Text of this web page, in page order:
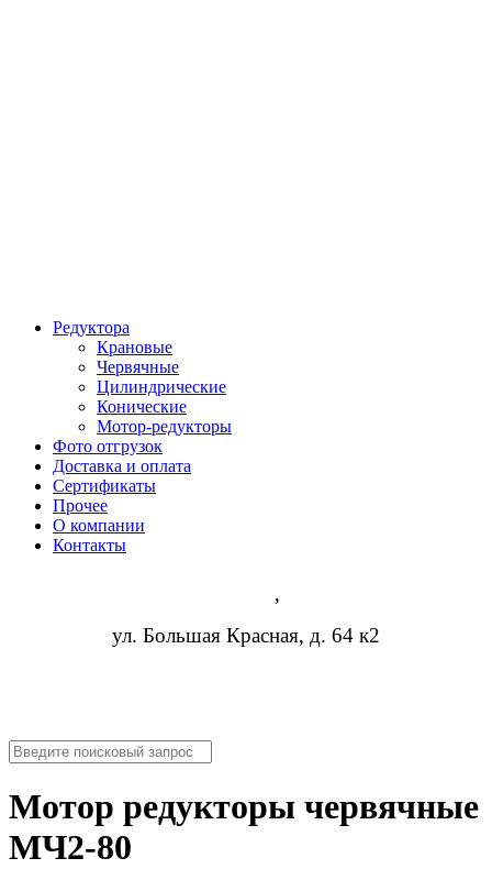
Редуктора
Крановые
Червячные
Цилиндрические
Конические
Мотор-редукторы
Фото отгрузок
Доставка и оплата
Сертификаты
Прочее
О компании
Контакты
,
ул. Большая Красная, д. 64 к2
Мотор редукторы червячные
МЧ2-80